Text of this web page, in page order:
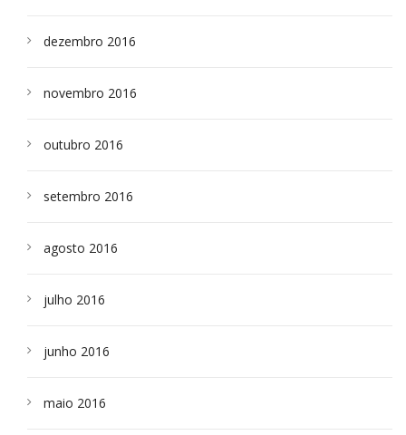
dezembro 2016
novembro 2016
outubro 2016
setembro 2016
agosto 2016
julho 2016
junho 2016
maio 2016